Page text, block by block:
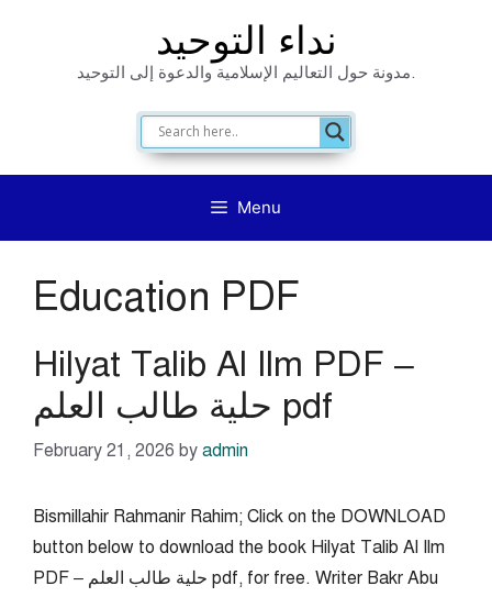
نداء التوحيد
مدونة حول التعاليم الإسلامية والدعوة إلى التوحيد.
Menu
Education PDF
Hilyat Talib Al Ilm PDF –
حلية طالب العلم pdf
February 21, 2026 by admin
Bismillahir Rahmanir Rahim; Click on the DOWNLOAD
button below to download the book Hilyat Talib Al Ilm
PDF – حلية طالب العلم pdf, for free. Writer Bakr Abu